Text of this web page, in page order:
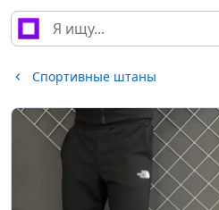
Спортивные штаны